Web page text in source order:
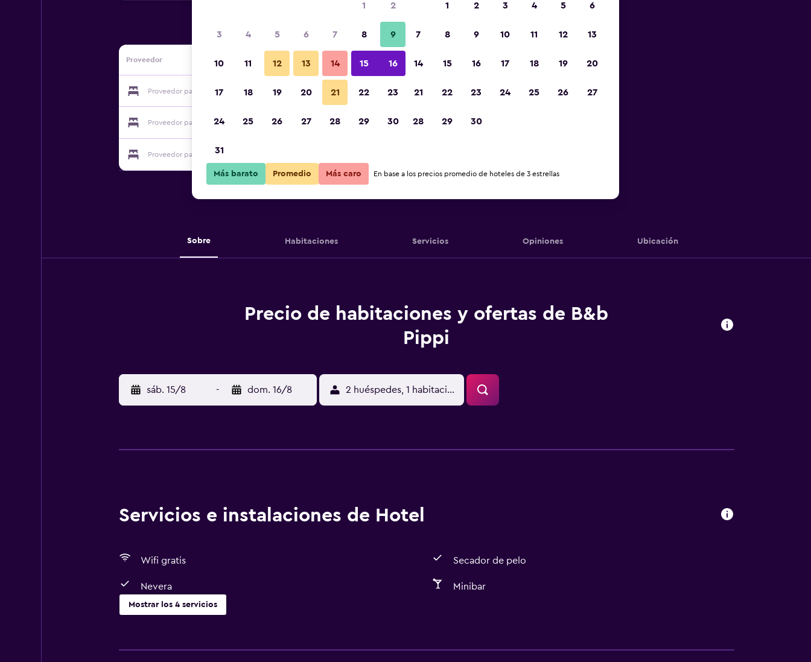
Proveedor
Proveedor para B&b Pippi Ver precios
Proveedor para B&b Pippi Ver precios
Proveedor para B&b Pippi
Sobre Habitaciones Servicios Opiniones Ubicación
Precio de habitaciones y ofertas de B&b
Pippi
sáb. 15/8 - dom. 16/8 2 huéspedes, 1 habitación
Servicios e instalaciones de Hotel
Wifi gratis Secador de pelo
Nevera Minibar
Mostrar los 4 servicios
Minibar
Secador de pelo
1 2
3 4 5 6 7 8 9
10 11 12 13 14 15 16
17 18 19 20 21 22 23
24 25 26 27 28 29 30
31
1 2 3 4 5 6
7 8 9 10 11 12 13
14 15 16 17 18 19 20
21 22 23 24 25 26 27
28 29 30
Más barato Promedio Más caro En base a los precios promedio de hoteles de 3 estrellas